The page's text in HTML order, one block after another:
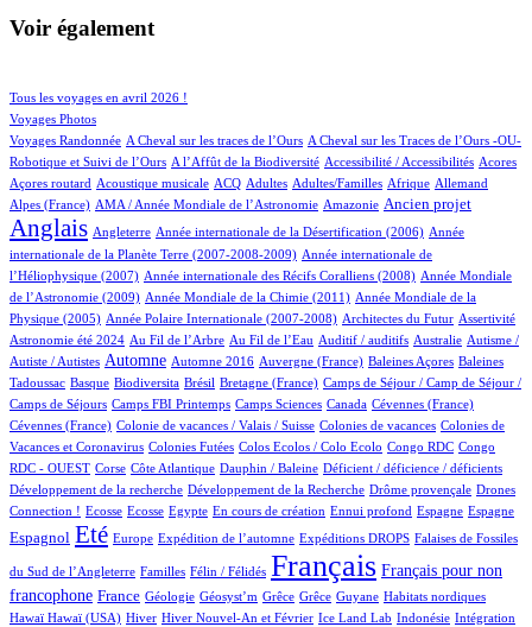
Voir également
Tous les voyages en avril 2026 !
90/626
Voyages Photos
78/626
Voyages Randonnée
4/626 A Cheval sur les traces de l’Ours
4/626
A Cheval sur les Traces de l’Ours -OU-
Robotique et Suivi de l’Ours
3/626 A l’Affût de la Biodiversité
1/626 Accessibilité / Accessibilités
4/626 Acores
1/626
Açores routard
1/626 Acoustique musicale
40/626 ACQ
18/626 Adultes
13/626 Adultes/Familles
3/626 Afrique
33/626 Allemand
19/626
Alpes (France)
12/626 AMA / Année Mondiale de l’Astronomie
4/626 Amazonie
208/626 Ancien projet
471/626
Anglais
65/626 Angleterre
6/626 Année internationale de la Désertification (2006)
14/626
Année
internationale de la Planète Terre (2007-2008-2009)
4/626
Année internationale de
l’Héliophysique (2007)
1/626 Année internationale des Récifs Coralliens (2008)
11/626
Année Mondiale
de l’Astronomie (2009)
2/626 Année Mondiale de la Chimie (2011)
15/626
Année Mondiale de la
Physique (2005)
5/626 Année Polaire Internationale (2007-2008)
2/626 Architectes du Futur
1/626 Assertivité
14/626
Astronomie été 2024
15/626 Au Fil de l’Arbre
8/626 Au Fil de l’Eau
1/626 Auditif / auditifs
1/626 Australie
1/626
Autisme /
Autiste / Autistes
277/626 Automne
3/626 Automne 2016
5/626 Auvergne (France)
1/626 Baleines Açores
2/626
Baleines
Tadoussac
1/626 Basque
63/626 Biodiversita
1/626 Brésil
11/626 Bretagne (France)
44/626
Camps de Séjour / Camp de Séjour /
Camps de Séjours
2/626 Camps FBI Printemps
6/626 Camps Sciences
6/626 Canada
2/626 Cévennes (France)
1/626
Cévennes (France)
1/626 Colonie de vacances / Valais / Suisse
2/626 Colonies de vacances
3/626
Colonies de
Vacances et Coronavirus
1/626 Colonies Futées
1/626 Colos Ecolos / Colo Ecolo
1/626 Congo RDC
3/626
Congo
RDC - OUEST
1/626 Corse
11/626 Côte Atlantique
1/626 Dauphin / Baleine
1/626 Déficient / déficience / déficients
1/626
Développement de la recherche
1/626 Développement de la Recherche
1/626 Drôme provençale
19/626
Drones
Connection !
1/626 Ecosse
1/626 Ecosse
1/626 Egypte
12/626 En cours de création
1/626 Ennui profond
22/626 Espagne
13/626 Espagne
143/626
Espagnol
464/626 Eté
10/626 Europe
71/626 Expédition de l’automne
118/626 Expéditions DROPS
2/626 Falaises de Fossiles
du Sud de l’Angleterre Familles Félin / Félidés Français Français pour non
francophone
203/626 France
32/626 Géologie
1/626 Géosyst’m
1/626 Grêce
1/626 Grêce
1/626 Guyane
2/626 Habitats nordiques
2/626
Hawaï
2/626Hawaï (USA)
102/626 Hiver
19/626 Hiver Nouvel-An et Février
8/626 Ice Land Lab
1/626 Indonésie
1/626
Intégration